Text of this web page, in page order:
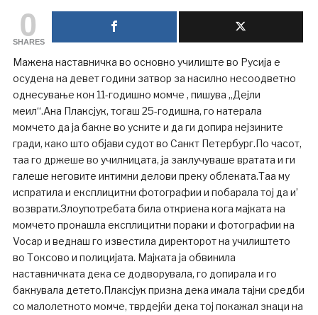
0
SHARES
Мажена наставничка во основно училиште во Русија е
осудена на девет години затвор за насилно несоодветно
однесување кон 11-годишно момче , пишува „Дејли
меил“.Ана Плаксјук, тогаш 25-годишна, го натерала
момчето да ја бакне во усните и да ги допира нејзините
гради, како што објави судот во Санкт Петербург.По часот,
таа го држеше во училницата, ја заклучуваше вратата и ги
галеше неговите интимни делови преку облеката.Таа му
испратила и експлицитни фотографии и побарала тој да и’
возврати.Злоупотребата била откриена кога мајката на
момчето пронашла експлицитни пораки и фотографии на
Vocap и веднаш го известила директорот на училиштето
во Токсово и полицијата. Мајката ја обвинила
наставничката дека се додворувала, го допирала и го
бакнувала детето.Плаксјук призна дека имала тајни средби
со малолетното момче, тврдејќи дека тој покажал знаци на